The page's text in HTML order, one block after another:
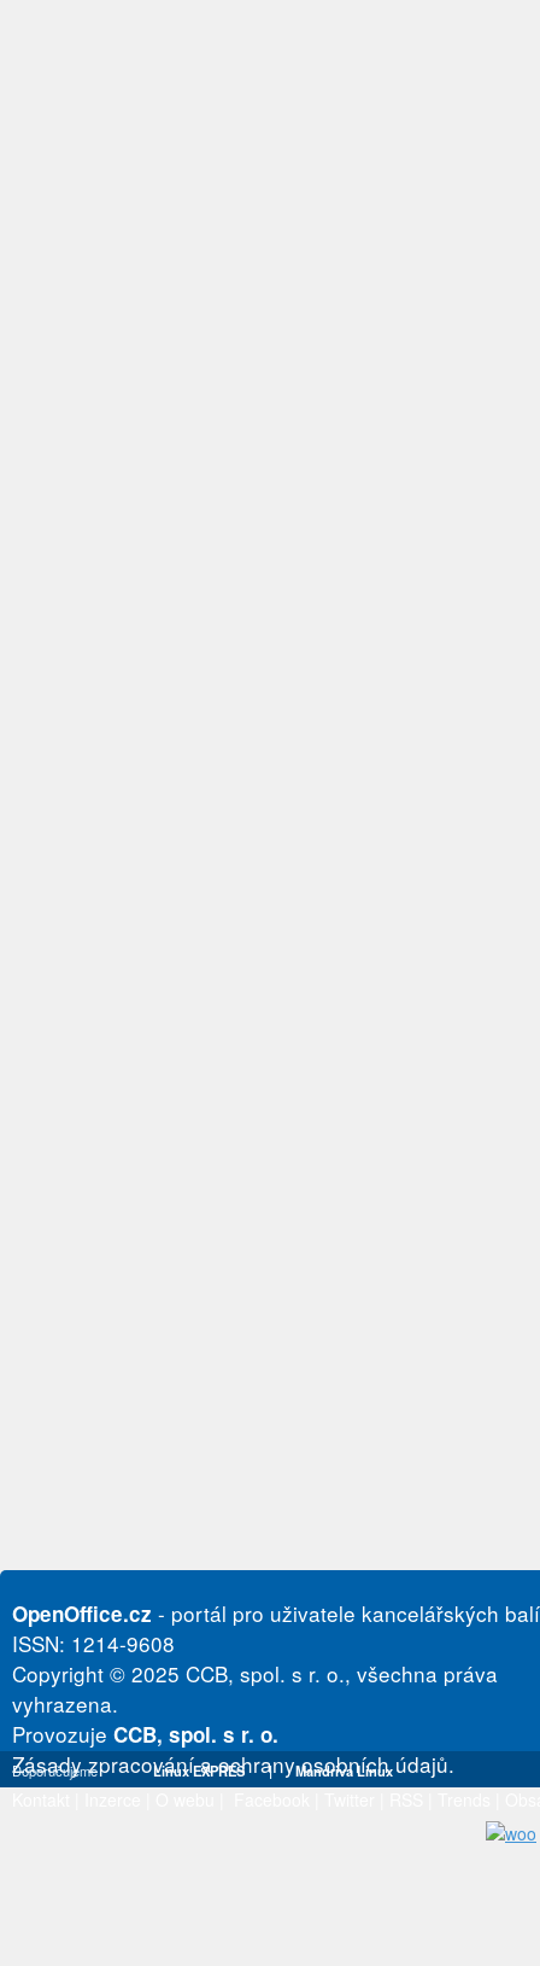
OpenOffice.cz - portál pro uživatele kancelářských
ISSN: 1214-9608
Copyright © 2025 CCB, spol. s r. o., všechna práva
vyhrazena.
Provozuje CCB, spol. s r. o.
Zásady zpracování a ochrany osobních údajů.
Doporučujeme Linux EXPRES | Mandriva Linux